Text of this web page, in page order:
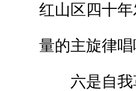
红山区四十
量的主旋律唱
六是自